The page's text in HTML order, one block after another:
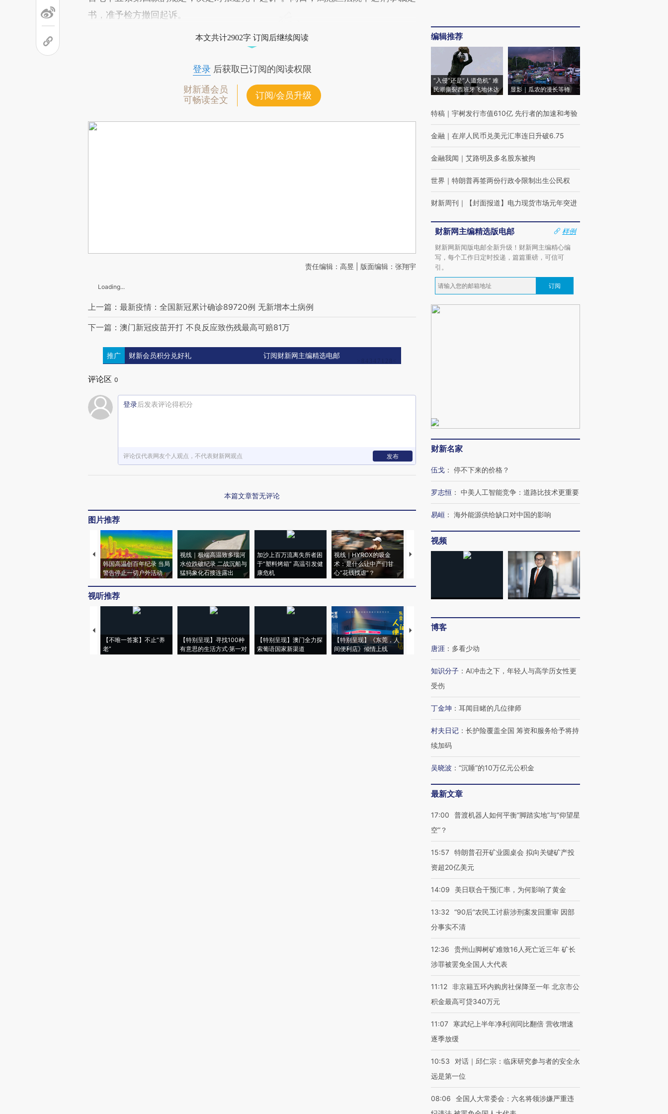
书，准予检方撤回起诉。
本文共计2902字 订阅后继续阅读
登录后获取已订阅的阅读权限
财新通会员
可畅读全文
订阅/会员升级
责任编辑：高昱 | 版面编辑：张翔宇
Loading...
上一篇：最新疫情：全国新冠累计确诊89720例 无新增本土病例
下一篇：澳门新冠疫苗开打 不良反应致伤残最高可赔81万
推广 财新会员积分兑好礼 订阅财新网主编精选电邮
评论区 0
登录后发表评论得积分
评论仅代表网友个人观点，不代表财新网观点 发布
本篇文章暂无评论
图片推荐
韩国高温创百年纪录 当局
警告停止一切户外活动
视线｜极端高温致多瑙河
水位跌破纪录 二战沉船与
猛犸象化石接连露出
加沙上百万流离失所者困
于“塑料烤箱” 高温引发健
康危机
视线｜HYROX的吸金
术：是什么让中产们甘
心“花钱找虐”？
马航飞行员跨国走私7万
视线｜被称为“蟑螂”的印
度Z世代 用街头抗争将教
育部长拱下台
视线｜“入侵”还是“人道危
机”？难民潮撕裂西班牙
视听推荐
【不唯一答案】不止“养
老”
【特别呈现】寻找100种
有意思的生活方式·第一对
【特别呈现】澳门全力探
索葡语国家新渠道
【特别呈现】《东莞，人
间便利店》倾情上线
【推广】走进第四届链博
编辑推荐
“入侵”还是“人道危机” 难
民潮撕裂西班牙飞地休达
显影｜瓜农的漫长等待
特稿 ｜ 宇树发行市值610亿 先行者的加速和考验
金融 ｜ 在岸人民币兑美元汇率连日升破6.75
金融我闻 ｜ 艾路明及多名股东被拘
世界 ｜ 特朗普再签两份行政令限制出生公民权
财新周刊 ｜ 【封面报道】电力现货市场元年突进
财新网主编精选版电邮
样例
财新网新闻版电邮全新升级！财新网主编精心编
写，每个工作日定时投递，篇篇重磅，可信可
引。
订阅
财新名家
伍戈 ： 停不下来的价格？
罗志恒 ： 中美人工智能竞争：道路比技术更重要
易峘 ： 海外能源供给缺口对中国的影响
视频
博客
唐涯 ： 多看少动
知识分子 ： AI冲击之下，年轻人与高学历女性更
受伤
丁金坤 ： 耳闻目睹的几位律师
村夫日记 ： 长护险覆盖全国 筹资和服务给予将持
续加码
吴晓波 ： “沉睡”的10万亿元公积金
最新文章
17:00
普渡机器人如何平衡“脚踏实地”与“仰望星
空”？
15:57 特朗普召开矿业圆桌会 拟向关键矿产投
资超20亿美元
14:09 美日联合干预汇率，为何影响了黄金
13:32 “90后”农民工讨薪涉刑案发回重审 因部
分事实不清
12:36
贵州山脚树矿难致16人死亡近三年 矿长
涉罪被罢免全国人大代表
11:12 非京籍五环内购房社保降至一年 北京市公
积金最高可贷340万元
11:07
寒武纪上半年净利润同比翻倍 营收增速
逐季放缓
10:53
对话｜邱仁宗：临床研究参与者的安全永
远是第一位
08:06
全国人大常委会：六名将领涉嫌严重违